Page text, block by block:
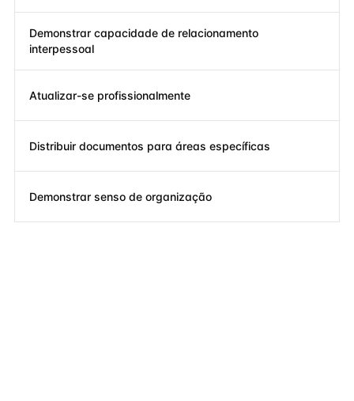
Demonstrar capacidade de relacionamento
interpessoal
Atualizar-se profissionalmente
Distribuir documentos para áreas específicas
Demonstrar senso de organização